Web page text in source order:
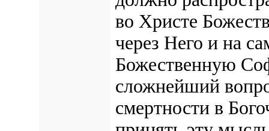
во Христе
через Него и на
Божественную
сложнейший
смертности в